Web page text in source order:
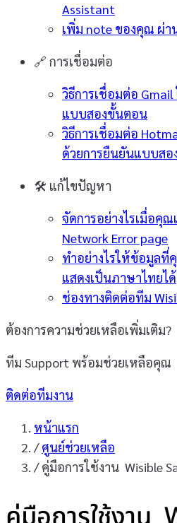
Assistant
เพิ่ม note ของคุณ ผ่า
🔗 การเชื่อมต่อ
วิธีการเชื่อมต่อ
แบบสองขั้นตอน
วิธีการเชื่อมต่อ
ด้วยการยืนยันแบบส
🛠️ แก้ไขปัญหา
จัดการอย่างไรเมื่อคุณ
Network Error page
ทำอย่างไรให้ข้อมูลที่
แสดงเป็นภาษาไทยได้
ช่องทางติดต่อทีม
ต้องการความช่วยเหลือเพิ่มเติม?
ทีม Support พร้อมช่วยเหลือคุณ
ติดต่อทีมงาน
หน้าแรก
/ ศูนย์ช่วยเหลือ
/ คู่มือการใช้งาน Wisible